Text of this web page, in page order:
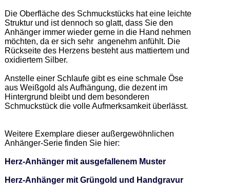
Die Oberfläche des Schmuckstücks hat eine leichte
Struktur und ist dennoch so glatt, dass Sie den
Anhänger immer wieder gerne in die Hand nehmen
möchten, da er sich sehr  angenehm anfühlt. Die
Rückseite des Herzens besteht aus mattiertem und
oxidiertem Silber.
Anstelle einer Schlaufe gibt es eine schmale Öse
aus Weißgold als Aufhängung, die dezent im
Hintergrund bleibt und dem besonderen
Schmuckstück die volle Aufmerksamkeit überlässt.
Weitere Exemplare dieser außergewöhnlichen
Anhänger-Serie finden Sie hier:
Herz-Anhänger mit ausgefallenem Muster
Herz-Anhänger mit Grüngold und Handgravur